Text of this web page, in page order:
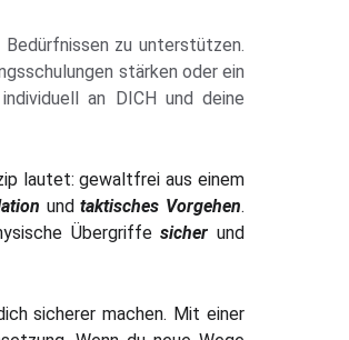
zu unterstützen.
stärken oder ein
an DICH und deine
lautet: gewaltfrei aus einem
undtaktisches Vorgehen.
Übergriffesicher und
sicherer machen. Mit einer